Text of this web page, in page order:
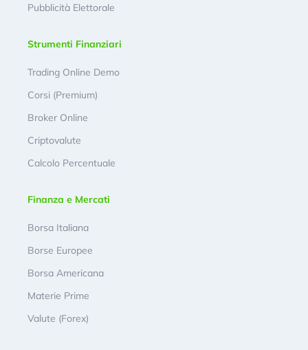
Pubblicità Elettorale
Strumenti Finanziari
Trading Online Demo
Corsi (Premium)
Broker Online
Criptovalute
Calcolo Percentuale
Finanza e Mercati
Borsa Italiana
Borse Europee
Borsa Americana
Materie Prime
Valute (Forex)